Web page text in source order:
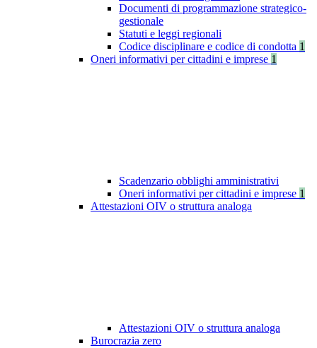
Documenti di programmazione strategico-
gestionale
Statuti e leggi regionali
Codice disciplinare e codice di condotta 1
Oneri informativi per cittadini e imprese 1
Scadenzario obblighi amministrativi
Oneri informativi per cittadini e imprese 1
Attestazioni OIV o struttura analoga
Attestazioni OIV o struttura analoga
Burocrazia zero